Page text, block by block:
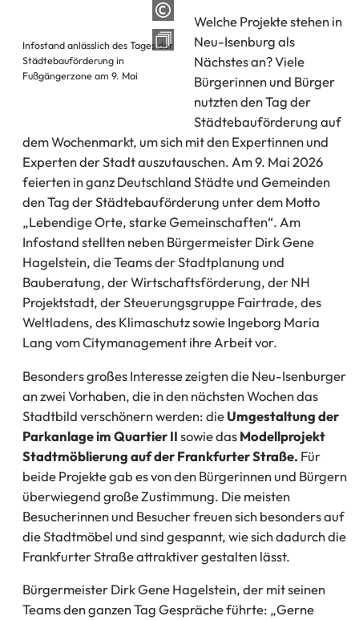
Infostand anlässlich des Tages der
Städtebauförderung in
Fußgängerzone am 9. Mai
Welche Projekte stehen in
Neu-Isenburg als
Nächstes an? Viele
Bürgerinnen und Bürger
nutzten den Tag der
Städtebauförderung auf
dem Wochenmarkt, um sich mit den Expertinnen und
Experten der Stadt auszutauschen. Am 9. Mai 2026
feierten in ganz Deutschland Städte und Gemeinden
den Tag der Städtebauförderung unter dem Motto
„Lebendige Orte, starke Gemeinschaften“. Am
Infostand stellten neben Bürgermeister Dirk Gene
Hagelstein, die Teams der Stadtplanung und
Bauberatung, der Wirtschaftsförderung, der NH
Projektstadt, der Steuerungsgruppe Fairtrade, des
Weltladens, des Klimaschutz sowie Ingeborg Maria
Lang vom Citymanagement ihre Arbeit vor.
Besonders großes Interesse zeigten die Neu-Isenburger
an zwei Vorhaben, die in den nächsten Wochen das
Stadtbild verschönern werden: dieUmgestaltung der
Parkanlage im Quartier IIsowie dasModellprojekt
Stadtmöblierung auf der Frankfurter Straße. Für
beide Projekte gab es von den Bürgerinnen und Bürgern
überwiegend große Zustimmung. Die meisten
Besucherinnen und Besucher freuen sich besonders auf
die Stadtmöbel und sind gespannt, wie sich dadurch die
Frankfurter Straße attraktiver gestalten lässt.
Bürgermeister Dirk Gene Hagelstein, der mit seinen
Teams den ganzen Tag Gespräche führte: „Gerne